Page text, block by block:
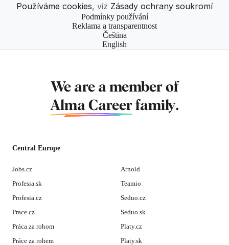
Používáme cookies, viz Zásady ochrany soukromí
Podmínky používání
Reklama a transparentnost
Čeština
English
We are a member of
Alma Career family.
Central Europe
Jobs.cz
Profesia.sk
Profesia.cz
Prace.cz
Práca za rohom
Práce za rohem
Arnold
Teamio
Seduo.cz
Seduo.sk
Platy.cz
Platy.sk